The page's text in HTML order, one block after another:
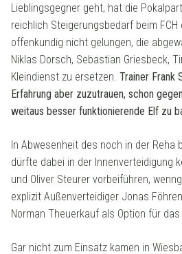
Lieblingsgegner geht, hat die
reichlich Steigerungsbedarf beim
offenkundig nicht gelungen, die
Niklas Dorsch, Sebastian Griesbeck,
Kleindienst zu ersetzen. Trainer Frank
Erfahrung aber zuzutrauen, schon
weitaus besser funktionierende Elf zu
In Abwesenheit des noch in der Reha
dürfte dabei in der Innenverteidigung
und Oliver Steurer vorbeiführen,
explizit Außenverteidiger Jonas
Norman Theuerkauf als Option für
Gar nicht zum Einsatz kamen in